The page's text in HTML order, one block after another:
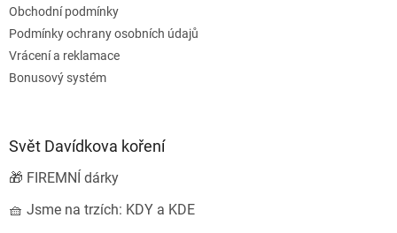
Obchodní podmínky
Podmínky ochrany osobních údajů
Vrácení a reklamace
Bonusový systém
Svět Davídkova koření
🎁 FIREMNÍ dárky
🧺 Jsme na trzích: KDY a KDE